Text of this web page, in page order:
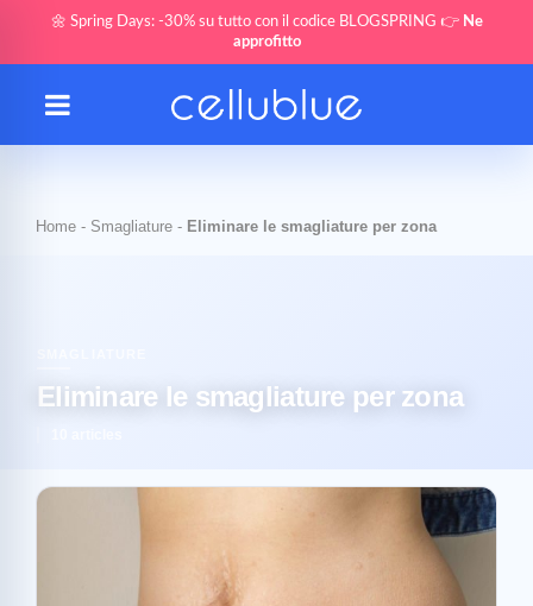
🌼 Spring Days: -30% su tutto con il codice BLOGSPRING 👉 Ne
approfitto
Home - Smagliature - Eliminare le smagliature per zona
Eliminare le smagliature per zona